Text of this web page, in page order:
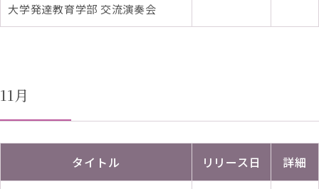
大学発達教育学部 交流演奏会
11月
タイトル リリース日 詳細